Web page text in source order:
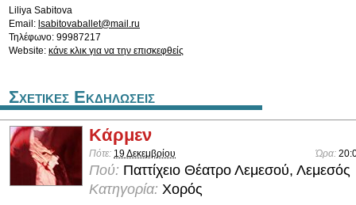
Liliya Sabitova
Email: lsabitovaballet@mail.ru
Τηλέφωνο: 99987217
Website: κάνε κλικ για να την επισκεφθείς
Σχετικες Εκδηλωσεις
Κάρμεν
Πότε: 19 Δεκεμβρίου Ώρα:
Πού: Παττίχειο Θέατρο Λεμεσού, Λεμεσός
Κατηγορία: Χορός